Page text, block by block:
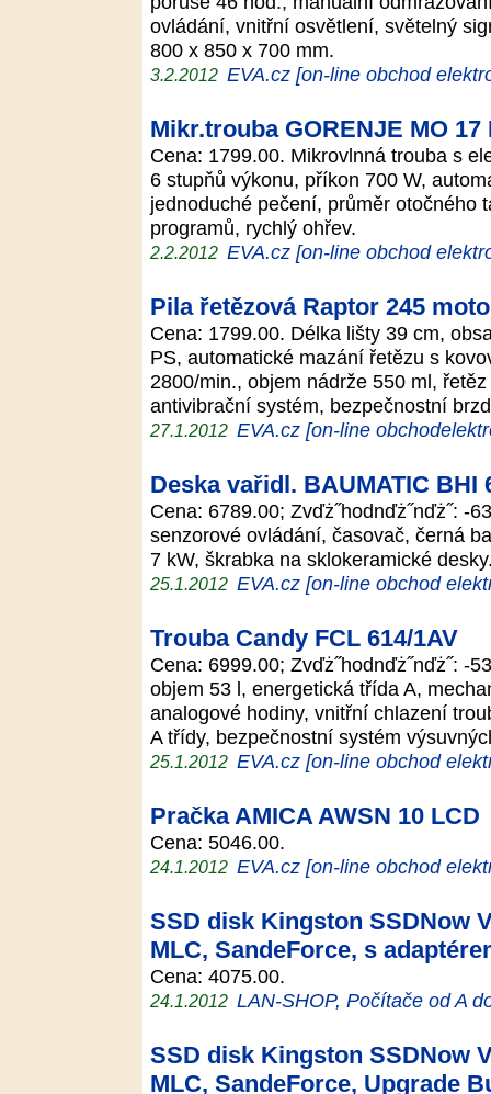
ovládání, vnitřní osvětlení, světelný
800 x 850 x 700 mm.
3.2.2012 EVA.cz [on-line obchod
Mikr.trouba GORENJE MO 17
Cena: 1799.00. Mikrovlnná trouba s
6 stupňů výkonu, příkon 700 W,
jednoduché pečení, průměr otočného
programů, rychlý ohřev.
2.2.2012 EVA.cz [on-line obchod
Pila řetězová Raptor 245
Cena: 1799.00. Délka lišty 39 cm,
PS, automatické mazání řetězu s
2800/min., objem nádrže 550 ml,
antivibrační systém, bezpečnostní
27.1.2012 EVA.cz [on-line
Deska vařidl. BAUMATIC BHI
Cena: 6789.00; Zvďż˝hodnďż˝nďż˝: -
senzorové ovládání, časovač, černá
7 kW, škrabka na sklokeramické
25.1.2012 EVA.cz [on-line obchod
Trouba Candy FCL 614/1AV
Cena: 6999.00; Zvďż˝hodnďż˝nďż˝: -
objem 53 l, energetická třída A,
analogové hodiny, vnitřní chlazení
A třídy, bezpečnostní systém
25.1.2012 EVA.cz [on-line obchod
Pračka AMICA AWSN 10 LCD
Cena: 5046.00.
24.1.2012 EVA.cz [on-line obchod
SSD disk Kingston SSDNow
MLC, SandeForce, s
Cena: 4075.00.
24.1.2012 LAN-SHOP, Počítače od A
SSD disk Kingston SSDNow
MLC, SandeForce, Upgrade